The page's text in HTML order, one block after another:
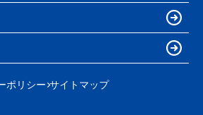
ポリシー サイトマップ